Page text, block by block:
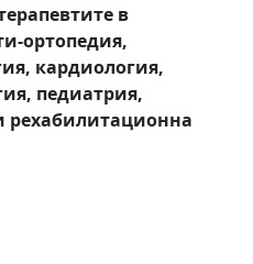
в
ортопедия,
кардиология,
педиатрия,
рехабилитационна